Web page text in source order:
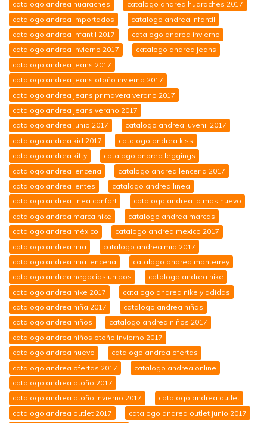
catalogo andrea huaraches
catalogo andrea huaraches 2017
catalogo andrea importados
catalogo andrea infantil
catalogo andrea infantil 2017
catalogo andrea invierno
catalogo andrea invierno 2017
catalogo andrea jeans
catalogo andrea jeans 2017
catalogo andrea jeans otoño invierno 2017
catalogo andrea jeans primavera verano 2017
catalogo andrea jeans verano 2017
catalogo andrea junio 2017
catalogo andrea juvenil 2017
catalogo andrea kid 2017
catalogo andrea kiss
catalogo andrea kitty
catalogo andrea leggings
catalogo andrea lenceria
catalogo andrea lenceria 2017
catalogo andrea lentes
catalogo andrea linea
catalogo andrea linea confort
catalogo andrea lo mas nuevo
catalogo andrea marca nike
catalogo andrea marcas
catalogo andrea méxico
catalogo andrea mexico 2017
catalogo andrea mia
catalogo andrea mia 2017
catalogo andrea mia lenceria
catalogo andrea monterrey
catalogo andrea negocios unidos
catalogo andrea nike
catalogo andrea nike 2017
catalogo andrea nike y adidas
catalogo andrea niña 2017
catalogo andrea niñas
catalogo andrea niños
catalogo andrea niños 2017
catalogo andrea niños otoño invierno 2017
catalogo andrea nuevo
catalogo andrea ofertas
catalogo andrea ofertas 2017
catalogo andrea online
catalogo andrea otoño 2017
catalogo andrea otoño invierno 2017
catalogo andrea outlet
catalogo andrea outlet 2017
catalogo andrea outlet junio 2017